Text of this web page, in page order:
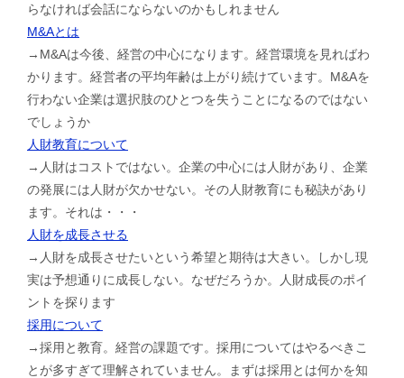
らなければ会話にならないのかもしれません
M&Aとは
→M&Aは今後、経営の中心になります。経営環境を見ればわ
かります。経営者の平均年齢は上がり続けています。M&Aを
行わない企業は選択肢のひとつを失うことになるのではない
でしょうか
人財教育について
→人財はコストではない。企業の中心には人財があり、企業
の発展には人財が欠かせない。その人財教育にも秘訣があり
ます。それは・・・
人財を成長させる
→人財を成長させたいという希望と期待は大きい。しかし現
実は予想通りに成長しない。なぜだろうか。人財成長のポイ
ントを探ります
採用について
→採用と教育。経営の課題です。採用についてはやるべきこ
とが多すぎて理解されていません。まずは採用とは何かを知